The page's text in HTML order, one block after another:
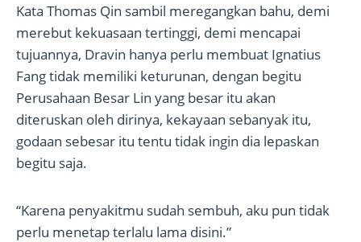
Kata Thomas Qin sambil meregangkan bahu, demi
merebut kekuasaan tertinggi, demi mencapai
tujuannya, Dravin hanya perlu membuat Ignatius
Fang tidak memiliki keturunan, dengan begitu
Perusahaan Besar Lin yang besar itu akan
diteruskan oleh dirinya, kekayaan sebanyak itu,
godaan sebesar itu tentu tidak ingin dia lepaskan
begitu saja.
“Karena penyakitmu sudah sembuh, aku pun tidak
perlu menetap terlalu lama disini.”